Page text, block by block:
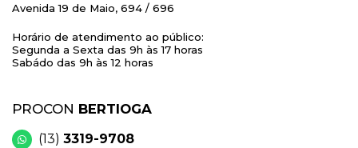
Avenida 19 de Maio, 694 / 696
Horário de atendimento ao público:
Segunda a Sexta das 9h às 17 horas
Sabádo das 9h às 12 horas
PROCON BERTIOGA
(13) 3319-9708